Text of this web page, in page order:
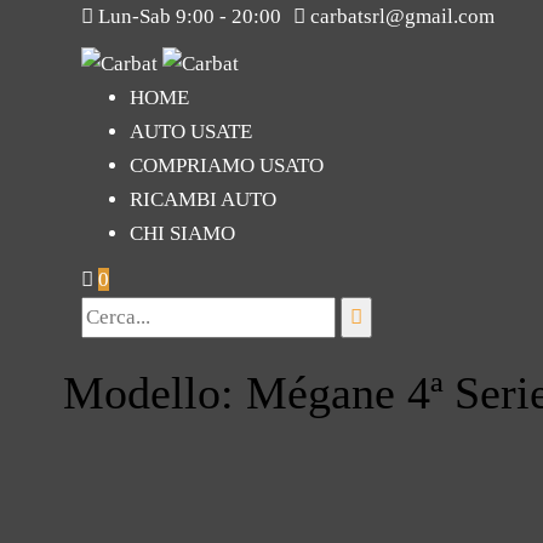
Lun-Sab 9:00 - 20:00 carbatsrl@gmail.com
HOME
AUTO USATE
COMPRIAMO USATO
RICAMBI AUTO
CHI SIAMO
0
Modello: Mégane 4ª